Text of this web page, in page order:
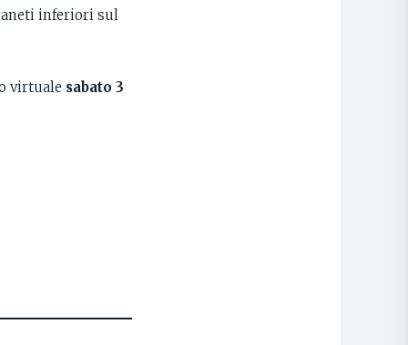
inferiori sul
virtuale sabato 3